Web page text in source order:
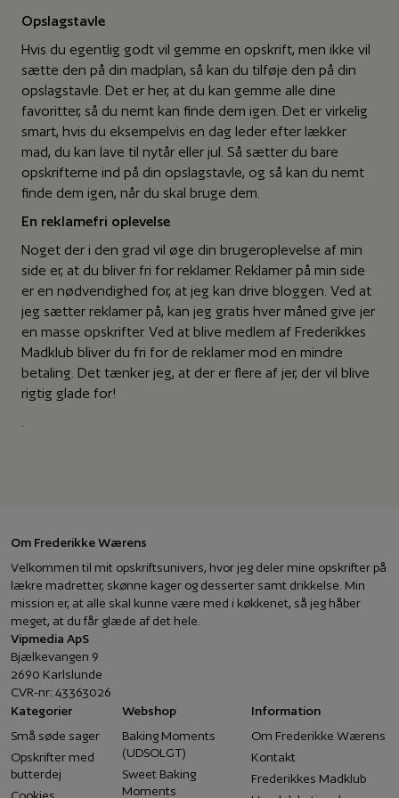
Opslagstavle
Hvis du egentlig godt vil gemme en opskrift, men ikke vil
sætte den på din madplan, så kan du tilføje den på din
opslagstavle. Det er her, at du kan gemme alle dine
favoritter, så du nemt kan finde dem igen. Det er virkelig
smart, hvis du eksempelvis en dag leder efter lækker
mad, du kan lave til nytår eller jul. Så sætter du bare
opskrifterne ind på din opslagstavle, og så kan du nemt
finde dem igen, når du skal bruge dem.
En reklamefri oplevelse
Noget der i den grad vil øge din brugeroplevelse af min
side er, at du bliver fri for reklamer. Reklamer på min side
er en nødvendighed for, at jeg kan drive bloggen. Ved at
jeg sætter reklamer på, kan jeg gratis hver måned give jer
en masse opskrifter. Ved at blive medlem af Frederikkes
Madklub bliver du fri for de reklamer mod en mindre
betaling. Det tænker jeg, at der er flere af jer, der vil blive
rigtig glade for!
.
Om Frederikke Wærens
Velkommen til mit opskriftsunivers, hvor jeg deler mine opskrifter på
lækre madretter, skønne kager og desserter samt drikkelse. Min
mission er, at alle skal kunne være med i køkkenet, så jeg håber
meget, at du får glæde af det hele.
Vipmedia ApS
Bjælkevangen 9
2690 Karlslunde
CVR-nr: 43363026
Kategorier
Små søde sager
Opskrifter med
butterdej
Webshop
Baking Moments
(UDSOLGT)
Sweet Baking
Moments
Information
Om Frederikke Wærens
Kontakt
Frederikkes Madklub